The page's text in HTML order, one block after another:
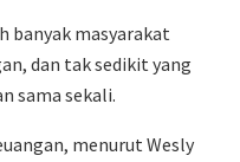
banyak masyarakat
dan tak sedikit yang
sama sekali.
menurut Wesly